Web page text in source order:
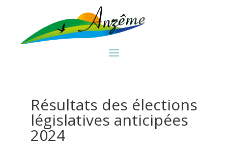
Résultats des élections
législatives anticipées
2024